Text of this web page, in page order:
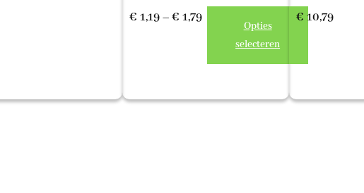
€ 1,19–€ 1,79Prijsklasse:
tot
Opties
selecteren
€ 10,79